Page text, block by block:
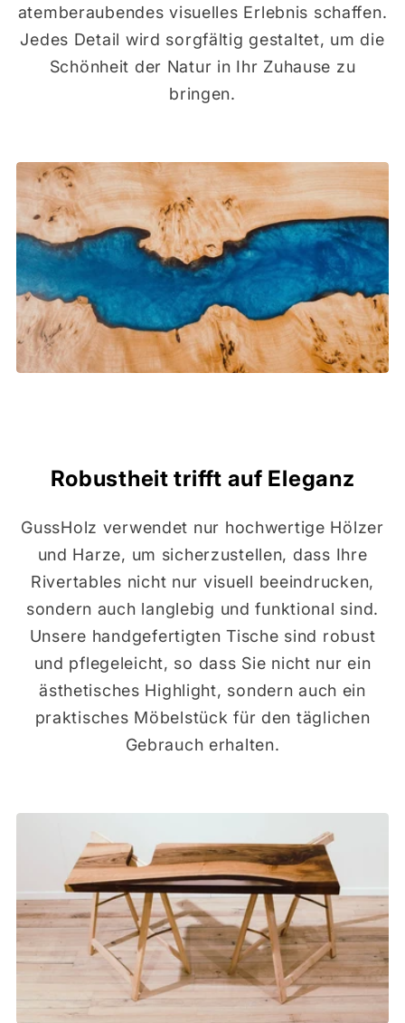
atemberaubendes visuelles Erlebnis schaffen.
Jedes Detail wird sorgfältig gestaltet, um die
Schönheit der Natur in Ihr Zuhause zu
bringen.
Robustheit trifft auf Eleganz
GussHolz verwendet nur hochwertige Hölzer
und Harze, um sicherzustellen, dass Ihre
Rivertables nicht nur visuell beeindrucken,
sondern auch langlebig und funktional sind.
Unsere handgefertigten Tische sind robust
und pflegeleicht, so dass Sie nicht nur ein
ästhetisches Highlight, sondern auch ein
praktisches Möbelstück für den täglichen
Gebrauch erhalten.